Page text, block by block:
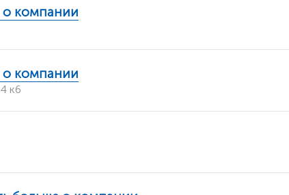
о компании
о компании
к6